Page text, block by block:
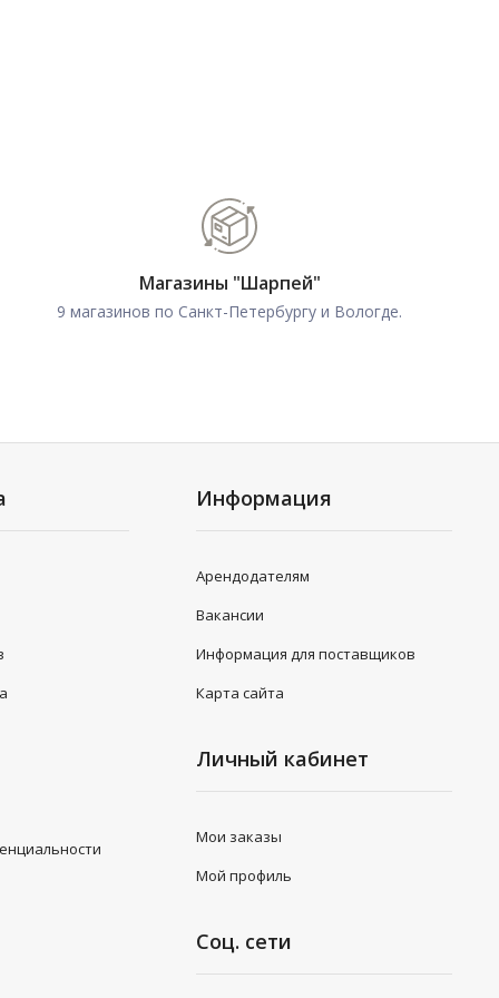
Магазины "Шарпей"
9 магазинов по Санкт-Петербургу и Вологде.
Информация
Арендодателям
Вакансии
Информация для поставщиков
Карта сайта
Личный кабинет
Мои заказы
Мой профиль
Соц. сети